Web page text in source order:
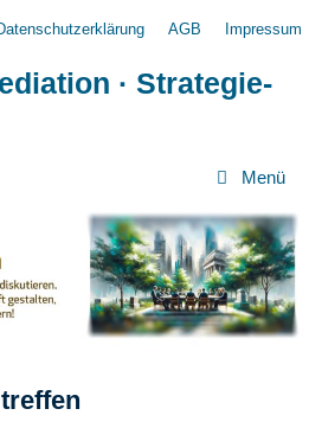
AGB Impressum
· Strategie-
Menü